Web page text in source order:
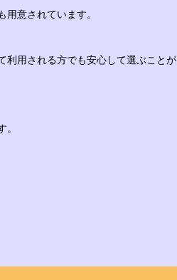
意されています。
利用される方でも安心して選ぶことが